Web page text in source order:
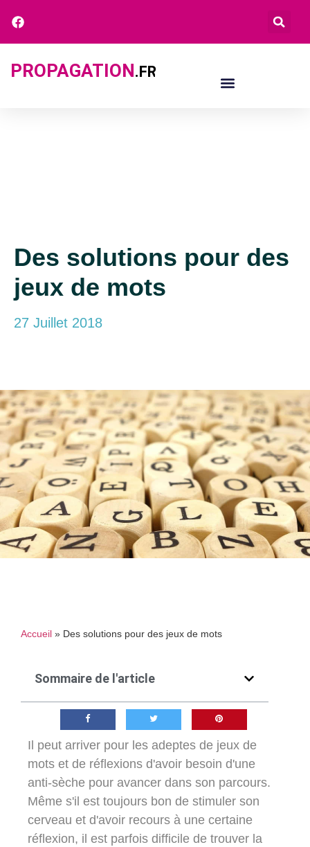
PROPAGATION.FR
Des solutions pour des
jeux de mots
27 Juillet 2018
Accueil » Des solutions pour des jeux de mots
Sommaire de l'article
Il peut arriver pour les adeptes de jeux de
mots et de réflexions d'avoir besoin d'une
anti-sèche pour avancer dans son parcours.
Même s'il est toujours bon de stimuler son
cerveau et d'avoir recours à une certaine
réflexion, il est parfois difficile de trouver la